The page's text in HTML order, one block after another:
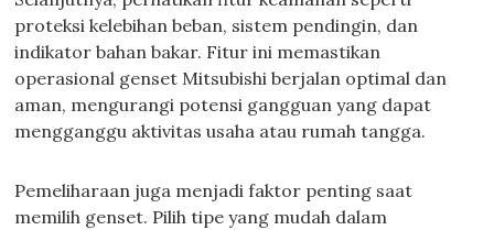
proteksi kelebihan beban, sistem pendingin, dan
indikator bahan bakar. Fitur ini memastikan
operasional genset Mitsubishi berjalan optimal dan
aman, mengurangi potensi gangguan yang dapat
mengganggu aktivitas usaha atau rumah tangga.
Pemeliharaan juga menjadi faktor penting saat
memilih genset. Pilih tipe yang mudah dalam